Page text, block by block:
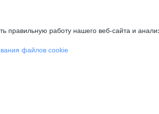
работу нашего веб-сайта и
файлов cookie